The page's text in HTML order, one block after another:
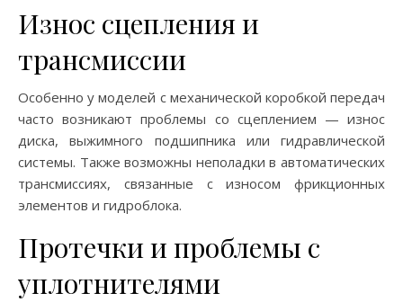
Износ сцепления и
трансмиссии
Особенно у моделей с механической коробкой передач
часто возникают проблемы со сцеплением — износ
диска, выжимного подшипника или гидравлической
системы. Также возможны неполадки в автоматических
трансмиссиях, связанные с износом фрикционных
элементов и гидроблока.
Протечки и проблемы с
уплотнителями